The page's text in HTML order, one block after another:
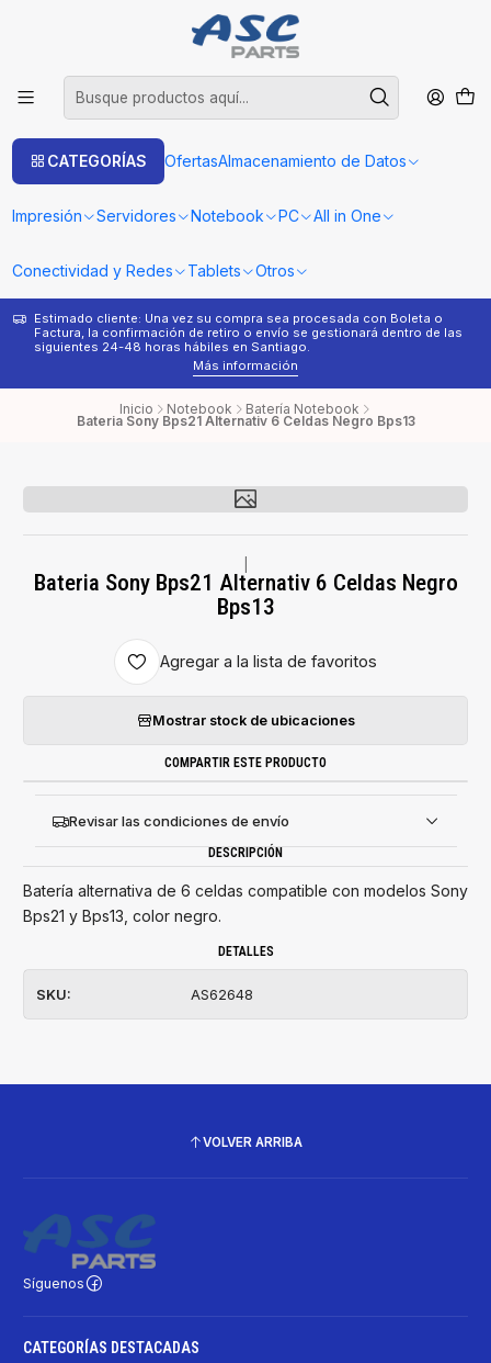
CATEGORÍAS OfertasAlmacenamiento de Datos
Impresión Servidores Notebook PC All in One
Conectividad y Redes Tablets Otros
Estimado cliente: Una vez su compra sea procesada con Boleta o
Factura, la confirmación de retiro o envío se gestionará dentro de las
siguientes 24-48 horas hábiles en Santiago.
Más información
Inicio Notebook Batería Notebook
Bateria Sony Bps21 Alternativ 6 Celdas Negro Bps13
Bateria Sony Bps21 Alternativ 6 Celdas Negro
Bps13
Agregar a la lista de favoritos
Mostrar stock de ubicaciones
COMPARTIR ESTE PRODUCTO
Revisar las condiciones de envío
DESCRIPCIÓN
Batería alternativa de 6 celdas compatible con modelos Sony
Bps21 y Bps13, color negro.
DETALLES
SKU: AS62648
VOLVER ARRIBA
Síguenos
CATEGORÍAS DESTACADAS